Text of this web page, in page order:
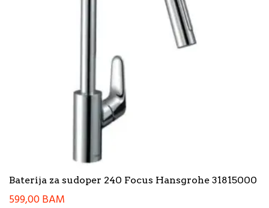
Baterija za sudoper 240 Focus Hansgrohe 31815000
599,00BAM